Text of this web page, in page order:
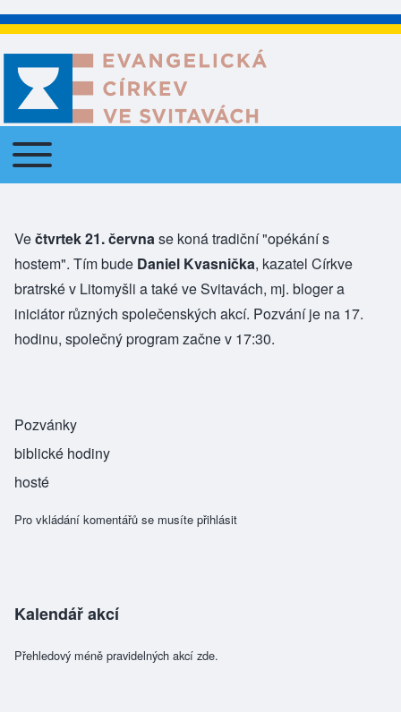
Main navigation
Toggle main menu
Večtvrtek 21. června se koná tradiční "opékání s
hostem". Tím bude Daniel Kvasnička, kazatel Církve
bratrské v Litomyšli a také ve Svitavách, mj. blogera
iniciátor různých společenských akcí. Pozvání je na 17.
hodinu, společný program začne v 17:30.
Pozvánky
biblické hodiny
hosté
Pro vkládání komentářů se musíte přihlásit
Kalendář akcí
Přehledový méně pravidelných akcí zde.